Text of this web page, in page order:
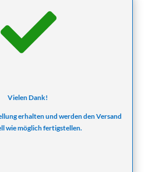

Vielen Dank!
erhalten und werden den Versand
wie möglich fertigstellen.